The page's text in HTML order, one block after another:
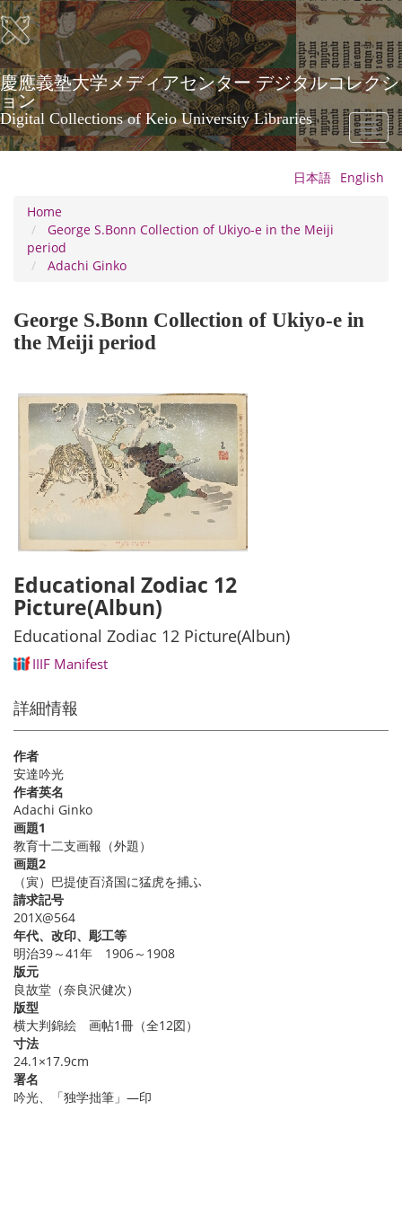
Skip
to
main
content
慶應義塾大学メディアセンター デジタルコレクシ
ョン
Digital Collections of Keio University Libraries
Toggle
日本語 English
Home
George S.Bonn Collection of Ukiyo-e in the Meiji
period
Adachi Ginko
George S.Bonn Collection of Ukiyo-e in
the Meiji period
Educational Zodiac 12
Picture(Albun)
Educational Zodiac 12 Picture(Albun)
IIIF Manifest
詳細情報
作者
安達吟光
作者英名
Adachi Ginko
画題1
教育十二支画報（外題）
画題2
（寅）巴提使百済国に猛虎を捕ふ
請求記号
201X@564
年代、改印、彫工等
明治39～41年 1906～1908
版元
良故堂（奈良沢健次）
版型
横大判錦絵 画帖1冊（全12図）
寸法
24.1×17.9cm
署名
吟光、「独学拙筆」―印